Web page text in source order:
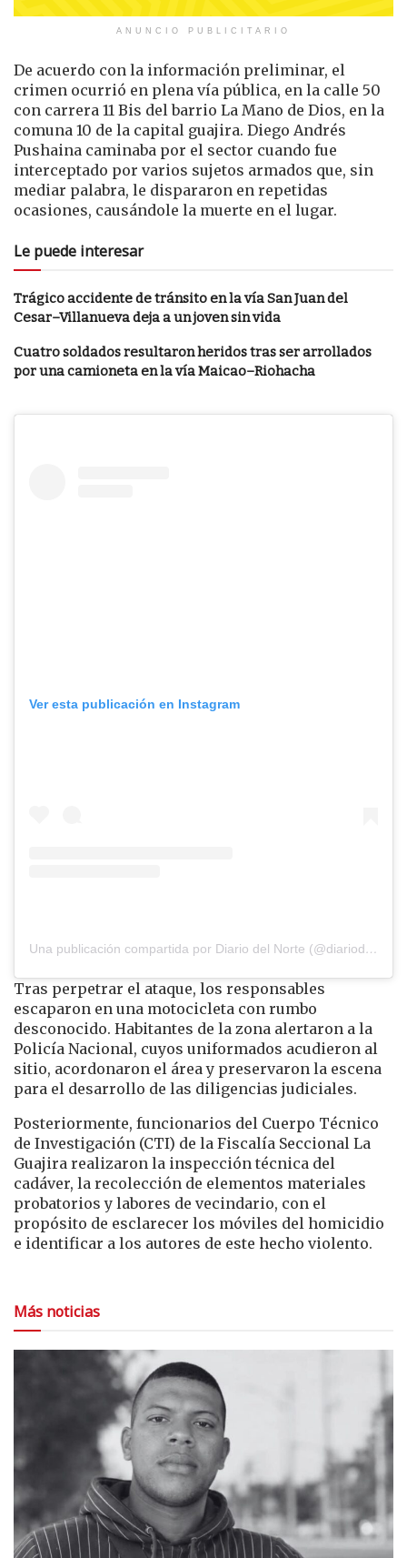
ANUNCIO PUBLICITARIO
De acuerdo con la información preliminar, el
crimen ocurrió en plena vía pública, en la calle 50
con carrera 11 Bis del barrio La Mano de Dios, en la
comuna 10 de la capital guajira. Diego Andrés
Pushaina caminaba por el sector cuando fue
interceptado por varios sujetos armados que, sin
mediar palabra, le dispararon en repetidas
ocasiones, causándole la muerte en el lugar.
Le puede interesar
Trágico accidente de tránsito en la vía San Juan del
Cesar–Villanueva deja a un joven sin vida
Cuatro soldados resultaron heridos tras ser arrollados
por una camioneta en la vía Maicao–Riohacha
Ver esta publicación en Instagram
Una publicación compartida por Diario del Norte (@diariodelnorte)
Tras perpetrar el ataque, los responsables
escaparon en una motocicleta con rumbo
desconocido. Habitantes de la zona alertaron a la
Policía Nacional, cuyos uniformados acudieron al
sitio, acordonaron el área y preservaron la escena
para el desarrollo de las diligencias judiciales.
Posteriormente, funcionarios del Cuerpo Técnico
de Investigación (CTI) de la Fiscalía Seccional La
Guajira realizaron la inspección técnica del
cadáver, la recolección de elementos materiales
probatorios y labores de vecindario, con el
propósito de esclarecer los móviles del homicidio
e identificar a los autores de este hecho violento.
Más noticias